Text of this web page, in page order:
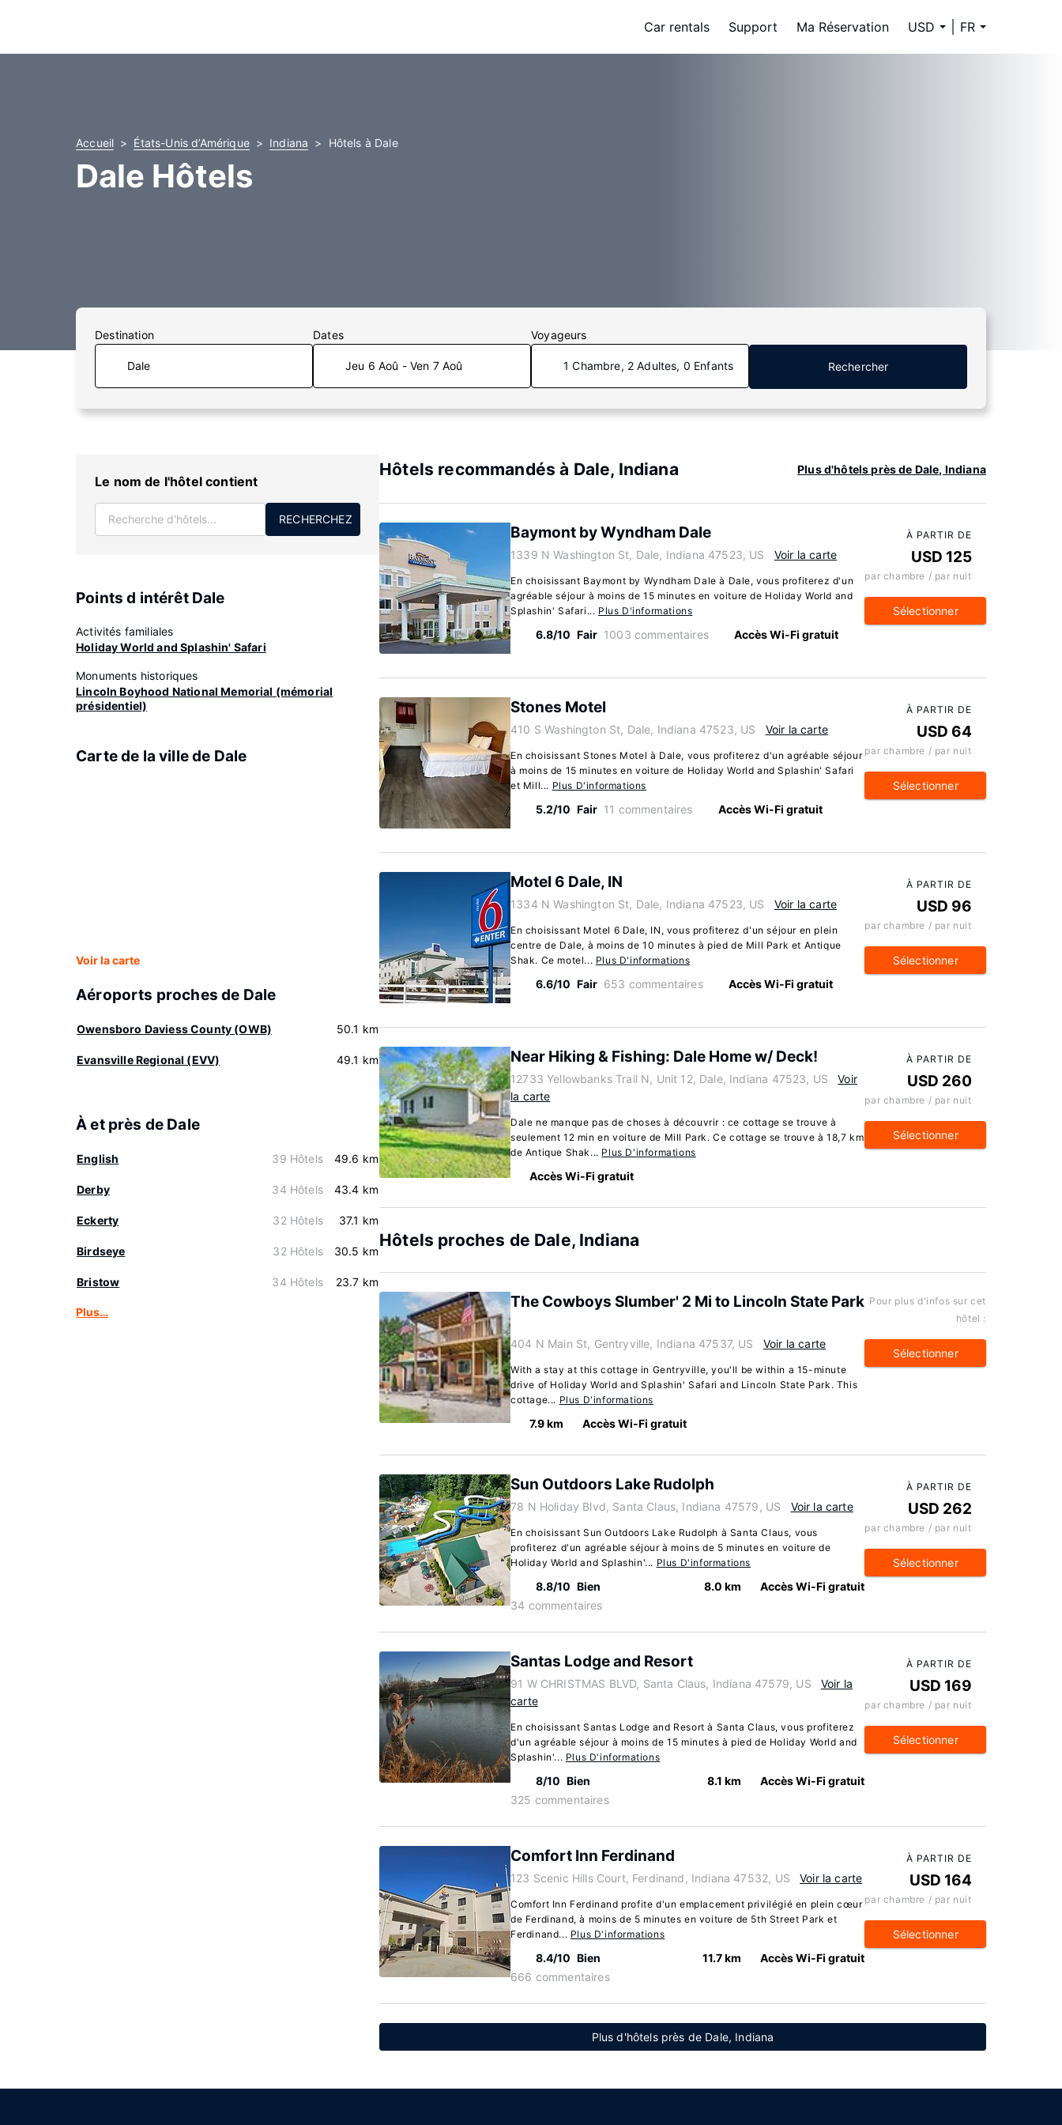
Car rentals Support Ma Réservation USD FR
Accueil États-Unis d’Amérique Indiana Hôtels à Dale
Dale Hôtels
Destination Dates
Jeu 6 Aoû - Ven 7 Aoû
Voyageurs
1 Chambre, 2 Adultes, 0 Enfants Rechercher
Le nom de l'hôtel contient
RECHERCHEZ
Points d intérêt Dale
Activités familiales
Holiday World and Splashin' Safari
Monuments historiques
Lincoln Boyhood National Memorial (mémorial
présidentiel)
Carte de la ville de Dale
Voir la carte
Aéroports proches de Dale
Owensboro Daviess County (OWB) 50.1 km
Evansville Regional (EVV) 49.1 km
À et près de Dale
English 39 Hôtels 49.6 km
Derby 34 Hôtels 43.4 km
Eckerty 32 Hôtels 37.1 km
Birdseye 32 Hôtels 30.5 km
Bristow 34 Hôtels 23.7 km
Plus…
Hôtels recommandés à Dale, Indiana Plus d'hôtels près de Dale, Indiana
Baymont by Wyndham Dale
1339 N Washington St, Dale, Indiana 47523, US Voir la carte
En choisissant Baymont by Wyndham Dale à Dale, vous profiterez d'un
agréable séjour à moins de 15 minutes en voiture de Holiday World and
Splashin' Safari... Plus D'informations
6.8/10 Fair 1003 commentaires Accès Wi-Fi gratuit
À PARTIR DE
USD 125
par chambre / par nuit
Sélectionner
Stones Motel
410 S Washington St, Dale, Indiana 47523, US Voir la carte
En choisissant Stones Motel à Dale, vous profiterez d'un agréable séjour
à moins de 15 minutes en voiture de Holiday World and Splashin' Safari
et Mill... Plus D'informations
5.2/10 Fair 11 commentaires Accès Wi-Fi gratuit
À PARTIR DE
USD 64
par chambre / par nuit
Sélectionner
Motel 6 Dale, IN
1334 N Washington St, Dale, Indiana 47523, US Voir la carte
En choisissant Motel 6 Dale, IN, vous profiterez d'un séjour en plein
centre de Dale, à moins de 10 minutes à pied de Mill Park et Antique
Shak. Ce motel... Plus D'informations
6.6/10 Fair 653 commentaires Accès Wi-Fi gratuit
À PARTIR DE
USD 96
par chambre / par nuit
Sélectionner
Near Hiking & Fishing: Dale Home w/ Deck!
12733 Yellowbanks Trail N, Unit 12, Dale, Indiana 47523, US
Voir
la carte
Dale ne manque pas de choses à découvrir : ce cottage se trouve à
seulement 12 min en voiture de Mill Park. Ce cottage se trouve à 18,7 km
de Antique Shak... Plus D'informations
Accès Wi-Fi gratuit
À PARTIR DE
USD 260
par chambre / par nuit
Sélectionner
Hôtels proches de Dale, Indiana
The Cowboys Slumber' 2 Mi to Lincoln State Park
404 N Main St, Gentryville, Indiana 47537, US Voir la carte
With a stay at this cottage in Gentryville, you'll be within a 15-minute
drive of Holiday World and Splashin' Safari and Lincoln State Park. This
cottage... Plus D'informations
7.9 km Accès Wi-Fi gratuit
Pour plus d'infos sur cet
hôtel :
Sélectionner
Sun Outdoors Lake Rudolph
78 N Holiday Blvd, Santa Claus, Indiana 47579, US Voir la carte
En choisissant Sun Outdoors Lake Rudolph à Santa Claus, vous
profiterez d'un agréable séjour à moins de 5 minutes en voiture de
Holiday World and Splashin'... Plus D'informations
8.8/10 Bien
34 commentaires
8.0 km Accès Wi-Fi gratuit
À PARTIR DE
USD 262
par chambre / par nuit
Sélectionner
Santas Lodge and Resort
91 W CHRISTMAS BLVD, Santa Claus, Indiana 47579, US
Voir la
carte
En choisissant Santas Lodge and Resort à Santa Claus, vous profiterez
d'un agréable séjour à moins de 15 minutes à pied de Holiday World and
Splashin'... Plus D'informations
8/10 Bien
325 commentaires
8.1 km Accès Wi-Fi gratuit
À PARTIR DE
USD 169
par chambre / par nuit
Sélectionner
Comfort Inn Ferdinand
123 Scenic Hills Court, Ferdinand, Indiana 47532, US Voir la carte
Comfort Inn Ferdinand profite d'un emplacement privilégié en plein cœur
de Ferdinand, à moins de 5 minutes en voiture de 5th Street Park et
Ferdinand... Plus D'informations
8.4/10 Bien
666 commentaires
11.7 km Accès Wi-Fi gratuit
À PARTIR DE
USD 164
par chambre / par nuit
Sélectionner
Plus d'hôtels près de Dale, Indiana